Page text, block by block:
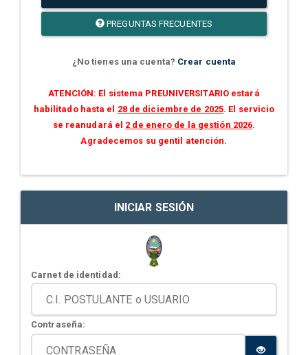
PREGUNTAS FRECUENTES
¿No tienes una cuenta? Crear cuenta
ATENCIÓN: El sistema PREUNIVERSITARIO estará
habilitado hasta el 28 de diciembre de 2025. El servicio
se reanudará el 2 de enero de la gestión 2026.
Agradecemos su gentil atención.
INICIAR SESIÓN
Carnet de identidad:
Contraseña: